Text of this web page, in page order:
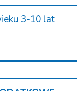
3-10 lat